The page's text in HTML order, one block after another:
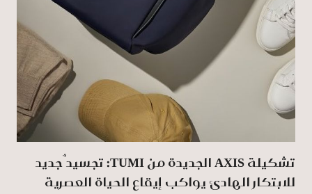
تشكيلة AXIS الجديدة من TUMI: تجسيدٌ جديد
للابتكار الهادئ يواكب إيقاع الحياة العصرية